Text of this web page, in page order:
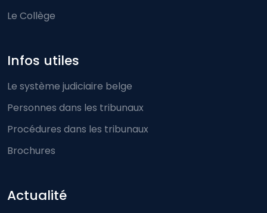
Le Collège
Infos utiles
Le système judiciaire belge
Personnes dans les tribunaux
Procédures dans les tribunaux
Brochures
Actualité